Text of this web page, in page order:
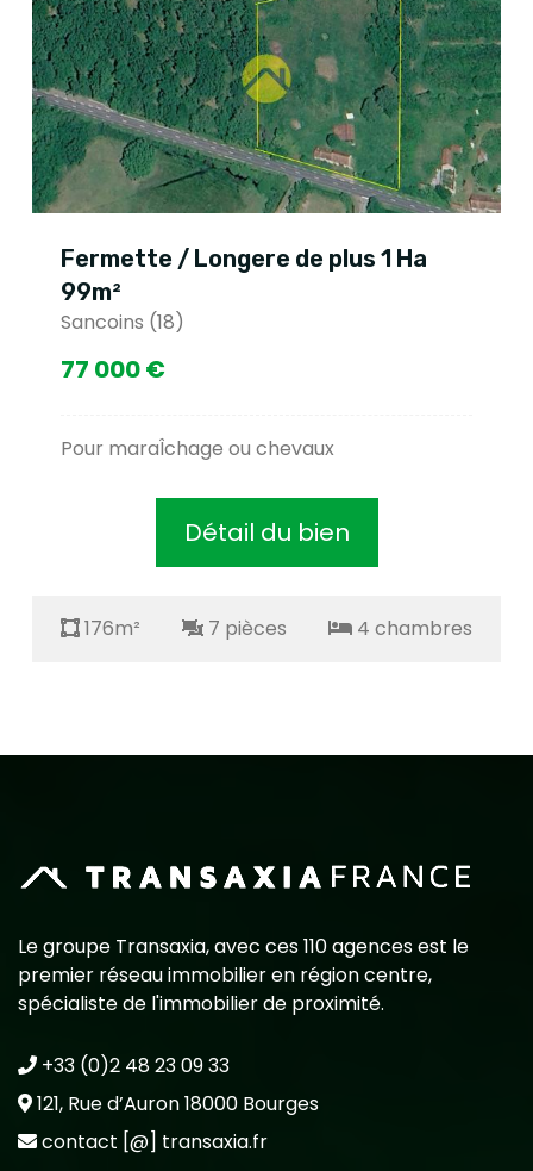
Fermette / Longere de plus 1 Ha
99m²
Sancoins (18)
77 000 €
Pour maraÎchage ou chevaux
Détail du bien
176m² 7 pièces 4 chambres
Le groupe Transaxia, avec ces 110 agences est le
premier réseau immobilier en région centre,
spécialiste de l'immobilier de proximité.
+33 (0)2 48 23 09 33
121, Rue d’Auron 18000 Bourges
contact [@] transaxia.fr